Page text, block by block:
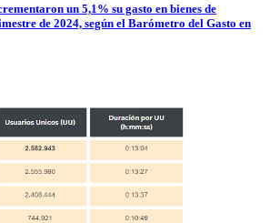
un 5,1% su gasto en bienes de
de 2024, según el Barómetro del Gasto en